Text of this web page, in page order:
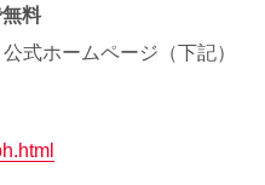
料
式ホームページ（下記）